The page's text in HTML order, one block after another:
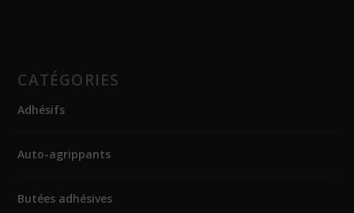
CATÉGORIES
Adhésifs
Auto-agrippants
Butées adhésives